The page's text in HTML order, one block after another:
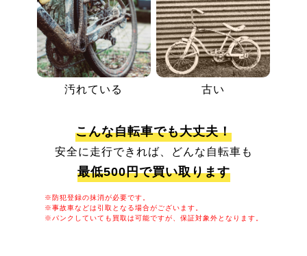
汚れている 古い
こんな自転車でも大丈夫！
安全に走行できれば、どんな自転車も
最低500円で買い取ります
※防犯登録の抹消が必要です。
※事故車などは引取となる場合がございます。
※パンクしていても買取は可能ですが、保証対象外となります。